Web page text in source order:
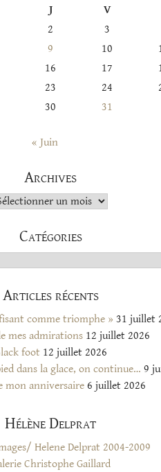
J
V
2
3
9 10
16 17
23 24
30 31
« Juin
Archives
Catégories
Articles récents
comme triomphe » 31 juillet
mes admirations 12 juillet 2026
foot 12 juillet 2026
dans la glace, on continue… 9
mon anniversaire 6 juillet 2026
Hélène Delprat
Helene Delprat 2004-2009
Christophe Gaillard